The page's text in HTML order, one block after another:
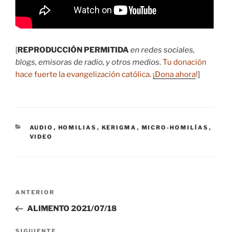
[REPRODUCCIÓN PERMITIDAen redes sociales,
blogs, emisoras de radio, y otros medios.Tu donación
hace fuerte la evangelización católica. ¡Dona ahora!]
CATEGORÍAS
AUDIO , HOMILIAS , KERIGMA , MICRO-HOMILÍAS ,
VIDEO
Navegación
entradas
Entrada
anterior:
ANTERIOR
ALIMENTO 2021/07/18